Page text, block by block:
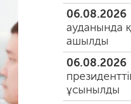
06.08.2026
ауданында
ашылды
06.08.2026
ұсынылды